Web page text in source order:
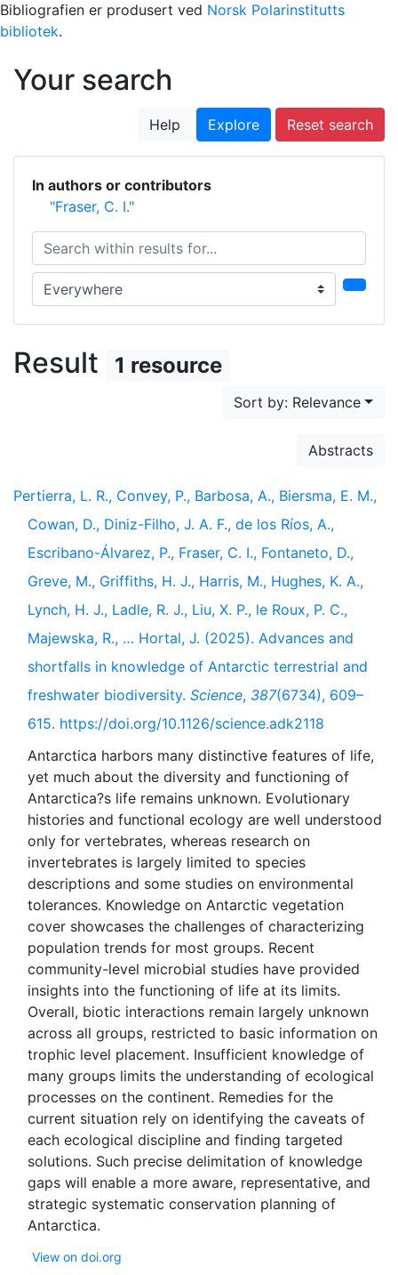
Bibliografien er produsert ved Norsk Polarinstitutts
bibliotek.
Your search
Help Explore Reset search
In authors or contributors
"Fraser, C. I."
Search within results for...
Search in...
Result 1 resource
Sort by: Relevance
Abstracts
Pertierra, L. R., Convey, P., Barbosa, A., Biersma, E. M.,
Cowan, D., Diniz-Filho, J. A. F., de los Ríos, A.,
Escribano-Álvarez, P., Fraser, C. I., Fontaneto, D.,
Greve, M., Griffiths, H. J., Harris, M., Hughes, K. A.,
Lynch, H. J., Ladle, R. J., Liu, X. P., le Roux, P. C.,
Majewska, R., … Hortal, J. (2025). Advances and
shortfalls in knowledge of Antarctic terrestrial and
freshwater biodiversity. Science, 387(6734), 609–
615. https://doi.org/10.1126/science.adk2118
Antarctica harbors many distinctive features of life,
yet much about the diversity and functioning of
Antarctica?s life remains unknown. Evolutionary
histories and functional ecology are well understood
only for vertebrates, whereas research on
invertebrates is largely limited to species
descriptions and some studies on environmental
tolerances. Knowledge on Antarctic vegetation
cover showcases the challenges of characterizing
population trends for most groups. Recent
community-level microbial studies have provided
insights into the functioning of life at its limits.
Overall, biotic interactions remain largely unknown
across all groups, restricted to basic information on
trophic level placement. Insufficient knowledge of
many groups limits the understanding of ecological
processes on the continent. Remedies for the
current situation rely on identifying the caveats of
each ecological discipline and finding targeted
solutions. Such precise delimitation of knowledge
gaps will enable a more aware, representative, and
strategic systematic conservation planning of
View on doi.org